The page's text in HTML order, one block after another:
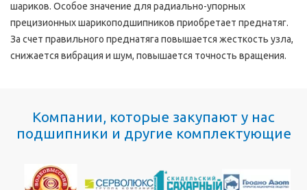
шариков. Особое значение для радиально-упорных
прецизионных шарикоподшипников приобретает преднатяг.
За счет правильного преднатяга повышается жесткость узла,
снижается вибрация и шум, повышается точность вращения.
Компании, которые закупают у нас
подшипники и другие комплектующие